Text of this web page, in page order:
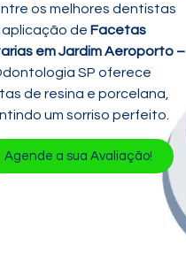
os melhores dentistas
de Facetas
em Jardim Aeroporto –
SP oferece
de resina e porcelana,
um sorriso perfeito.
Agende a sua Avaliação!